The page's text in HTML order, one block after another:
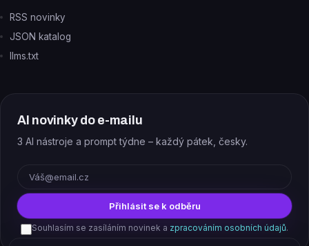
RSS novinky
JSON katalog
llms.txt
AI novinky do e-mailu
3 AI nástroje a prompt týdne – každý pátek, česky.
Přihlásit se k odběru
Souhlasím se zasíláním novinek a zpracováním osobních údajů.